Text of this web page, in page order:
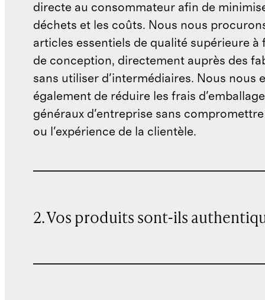
directe au consommateur afin de
déchets et les coûts. Nous nous
articles essentiels de qualité supérieure à
de conception, directement auprès des
sans utiliser d'intermédiaires. Nous nous
également de réduire les frais
généraux d'entreprise sans
ou l'expérience de la clientèle.
2. Vos produits sont-ils